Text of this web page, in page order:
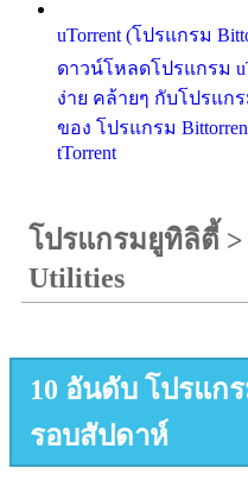
uTorrent (โปรแกรม
ดาวน์โหลดโปรแกรม
ง่าย คล้ายๆ กับโปรแก
ของ โปรแกรม
tTorrent
โปรแกรมยูทิลิตี้ >
Utilities
10 อันดับ โปรแก
รอบสัปดาห์